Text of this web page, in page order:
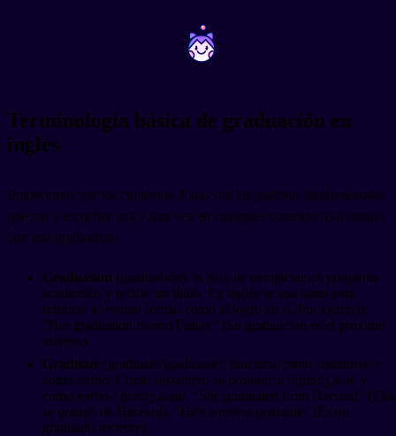
~ ~
Terminología básica de graduación en
inglés
Empecemos por los cimientos. Estas son las palabras fundamentales
que vas a escuchar una y otra vez en cualquier contexto relacionado
con una graduation:
Graduation (graduación): el acto de completar un programa
académico y recibir un título. En inglés se usa tanto para
referirse al evento formal como al logro en sí. Por ejemplo:
"Her graduation is next Friday" (Su graduación es el próximo
viernes).
Graduate (graduado/graduarse): funciona como sustantivo y
como verbo. Como sustantivo se pronuncia /ˈɡrædʒ.u.ət/ y
como verbo /ˈɡrædʒ.u.eɪt/. "She graduated from Harvard" (Ella
se graduó de Harvard). "He's a recent graduate" (Es un
graduado reciente).